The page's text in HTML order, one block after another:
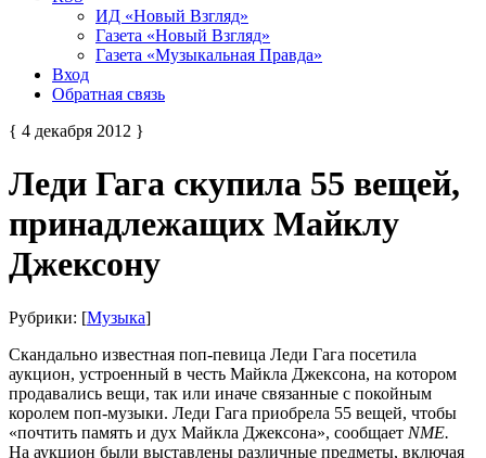
ИД «Новый Взгляд»
Газета «Новый Взгляд»
Газета «Музыкальная Правда»
Вход
Обратная связь
{ 4 декабря 2012 }
Леди Гага скупила 55 вещей,
принадлежащих Майклу
Джексону
Рубрики: [Музыка]
Скандально известная поп-певица Леди Гага посетила
аукцион, устроенный в честь Майкла Джексона, на котором
продавались вещи, так или иначе связанные с покойным
королем поп-музыки. Леди Гага приобрела 55 вещей, чтобы
«почтить память и дух Майкла Джексона», сообщает NME.
На аукцион были выставлены различные предметы, включая